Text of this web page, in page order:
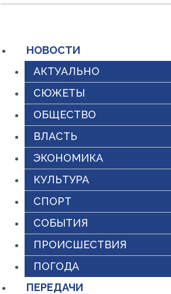
содержимому
НОВОСТИ
АКТУАЛЬНО
СЮЖЕТЫ
ОБЩЕСТВО
ВЛАСТЬ
ЭКОНОМИКА
КУЛЬТУРА
СПОРТ
СОБЫТИЯ
ПРОИСШЕСТВИЯ
ПОГОДА
ПЕРЕДАЧИ